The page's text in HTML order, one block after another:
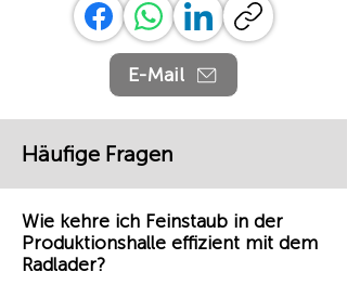
E-Mail
Häufige Fragen
Wie kehre ich Feinstaub in der
Produktionshalle effizient mit dem
Radlader?